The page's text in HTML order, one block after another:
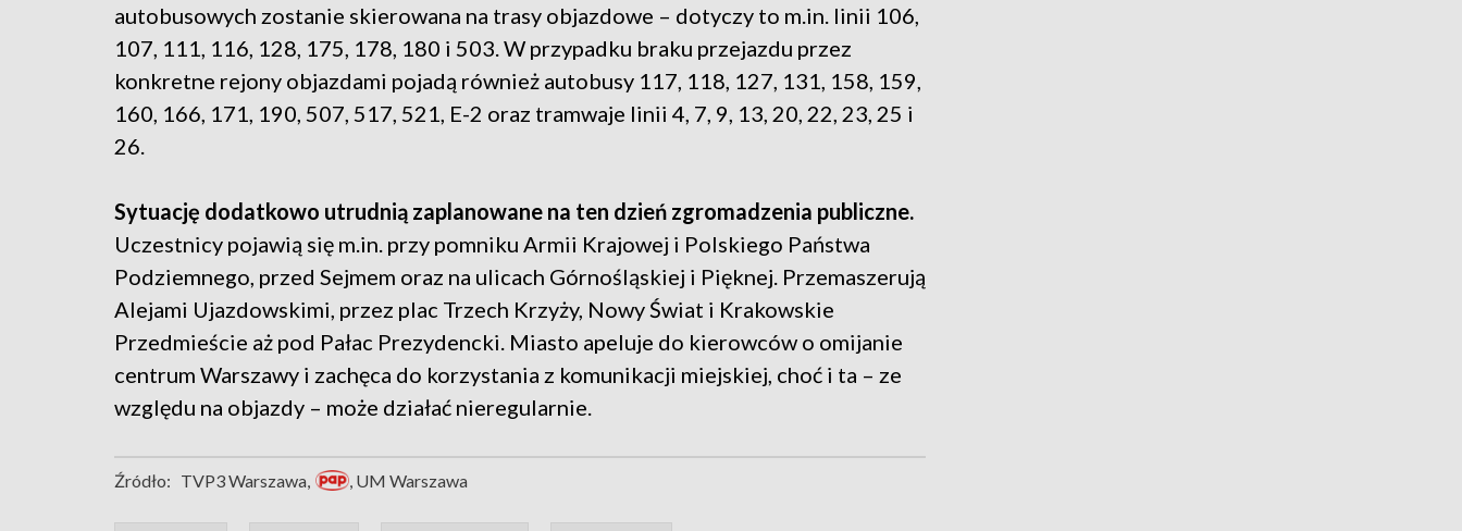
autobusowych zostanie skierowana na trasy objazdowe – dotyczy to m.in. linii 106,
107, 111, 116, 128, 175, 178, 180 i 503. W przypadku braku przejazdu przez
konkretne rejony objazdami pojadą również autobusy 117, 118, 127, 131, 158, 159,
160, 166, 171, 190, 507, 517, 521, E-2 oraz tramwaje linii 4, 7, 9, 13, 20, 22, 23, 25 i
26.
Sytuację dodatkowo utrudnią zaplanowane na ten dzień zgromadzenia publiczne.
Uczestnicy pojawią się m.in. przy pomniku Armii Krajowej i Polskiego Państwa
Podziemnego, przed Sejmem oraz na ulicach Górnośląskiej i Pięknej. Przemaszerują
Alejami Ujazdowskimi, przez plac Trzech Krzyży, Nowy Świat i Krakowskie
Przedmieście aż pod Pałac Prezydencki. Miasto apeluje do kierowców o omijanie
centrum Warszawy i zachęca do korzystania z komunikacji miejskiej, choć i ta – ze
względu na objazdy – może działać nieregularnie.
Źródło: TVP3 Warszawa, , UM Warszawa